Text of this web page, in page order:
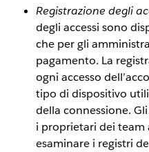
Registrazione degli
degli accessi sono
che per gli
pagamento. La
ogni accesso
tipo di dispositivo
della connessione.
i proprietari dei team
esaminare i registri